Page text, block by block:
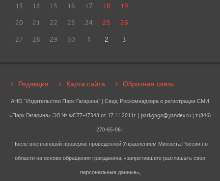
13
14 15 16 17 18
19
20
21 22 23 24 25
26
27
28 29 30 1 2 3
Редакция Карта сайта Обратная связь
АНО "Издательство Парк Гагарина" | Свид. Роскомнадзора о регистрации СМИ
«Парк Гагарина» ЭЛ № ФС77-47348 от 17.11 2011г. | parkgaga@yandex.ru | т.(846)
270-65-06 |
После внеплановой проверки, проведенной Управлением Минюста России по
области на основе обращения гражданина, «запретившего разглашать свои
персональные данные»,